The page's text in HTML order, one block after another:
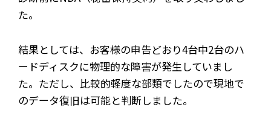
た。
結果としては、お客様の申告どおり4台中2台のハ
ードディスクに物理的な障害が発生していまし
た。ただし、比較的軽度な部類でしたので現地で
のデータ復旧は可能と判断しました。